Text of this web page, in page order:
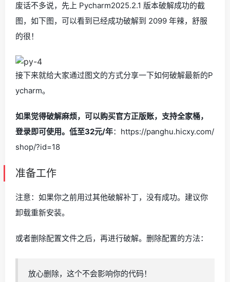
废话不多说，先上 Pycharm2025.2.1 版本破解成功的截
图，如下图，可以看到已经成功破解到 2099 年辣，舒服
的很！
接下来就给大家通过图文的方式分享一下如何破解最新的P
ycharm。
如果觉得破解麻烦，可以购买官方正版账，支持全家桶，
登录即可使用。低至32元/年：https://panghu.hicxy.com/
shop/?id=18
准备工作
注意：如果你之前用过其他破解补丁，没有成功。建议你
卸载重新安装。
或者删除配置文件之后，再进行破解。删除配置的方法：
放心删除，这个不会影响你的代码！